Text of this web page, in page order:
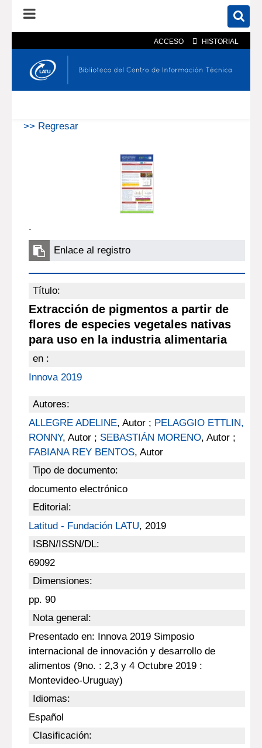
ACCESO HISTORIAL
En el catálogo En el sitio
>> Regresar
.
Enlace al registro
Título:
Extracción de pigmentos a partir de
flores de especies vegetales nativas
para uso en la industria alimentaria
en :
Innova 2019
Autores:
ALLEGRE ADELINE, Autor ; PELAGGIO ETTLIN,
RONNY, Autor ; SEBASTIÁN MORENO, Autor ;
FABIANA REY BENTOS, Autor
Tipo de documento:
documento electrónico
Editorial:
Latitud - Fundación LATU, 2019
ISBN/ISSN/DL:
69092
Dimensiones:
pp. 90
Nota general:
Presentado en: Innova 2019 Simposio
internacional de innovación y desarrollo de
alimentos (9no. : 2,3 y 4 Octubre 2019 :
Montevideo-Uruguay)
Idiomas:
Español
Clasificación: